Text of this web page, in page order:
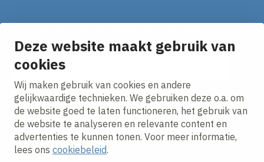
Deze website maakt gebruik van
cookies
Wij maken gebruik van cookies en andere
gelijkwaardige technieken. We gebruiken deze o.a. om
de website goed te laten functioneren, het gebruik van
de website te analyseren en relevante content en
advertenties te kunnen tonen. Voor meer informatie,
lees ons cookiebeleid.
Ontvang onze nieuws alerts in je mailbox!
E-mailadres
Ik ga akkoord met hetprivacy statement.